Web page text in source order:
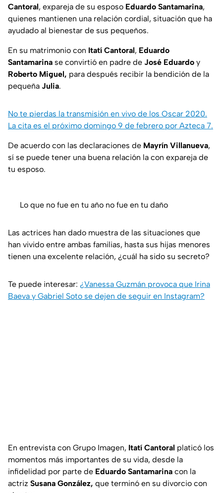
Cantoral, expareja de su esposo Eduardo Santamarina,
quienes mantienen una relación cordial, situación que ha
ayudado al bienestar de sus pequeños.
En su matrimonio con Itatí Cantoral, Eduardo
Santamarina se convirtió en padre de José Eduardo y
Roberto Miguel, para después recibir la bendición de la
pequeña Julia.
No te pierdas la transmisión en vivo de los Oscar 2020.
La cita es el próximo domingo 9 de febrero por Azteca 7.
De acuerdo con las declaraciones de Mayrín Villanueva,
sí se puede tener una buena relación la con expareja de
tu esposo.
Lo que no fue en tu año no fue en tu daño
Las actrices han dado muestra de las situaciones que
han vivido entre ambas familias, hasta sus hijas menores
tienen una excelente relación, ¿cuál ha sido su secreto?
Te puede interesar: ¿Vanessa Guzmán provoca que Irina
Baeva y Gabriel Soto se dejen de seguir en Instagram?
En entrevista con Grupo Imagen, Itatí Cantoral platicó los
momentos más importantes de su vida, desde la
infidelidad por parte de Eduardo Santamarina con la
actriz Susana González, que terminó en su divorcio con